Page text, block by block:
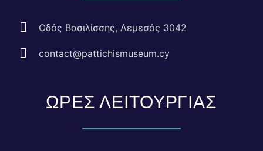
Οδός Βασιλίσσης, Λεμεσός 3042
contact@pattichismuseum.cy
ΩΡΕΣ ΛΕΙΤΟΥΡΓΙΑΣ